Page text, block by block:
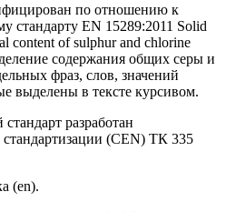
по отношению к
стандарту EN 15289:2011 Solid
content of sulphur and chlorine
содержания общих серы и
фраз, слов, значений
выделены в тексте курсивом.
разработан
(CEN) ТК 335
(en).